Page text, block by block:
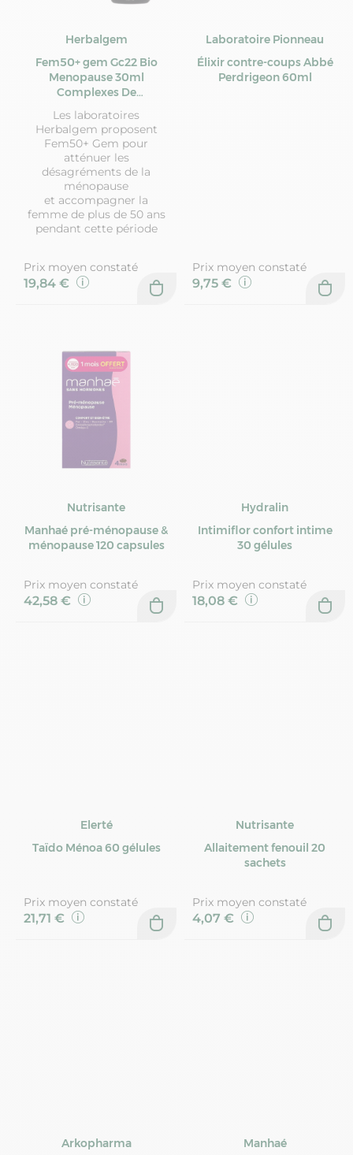
Herbalgem
Fem50+ gem Gc22 Bio
Menopause 30ml
Complexes De
Herbalgem
Les laboratoires
Herbalgem proposent
Fem50+ Gem pour
atténuer les
désagréments de la
ménopause
et accompagner la
femme de plus de 50 ans
pendant cette période
Prix moyen constaté
19,84 €
Laboratoire Pionneau
Élixir contre-coups Abbé
Perdrigeon 60ml
Prix moyen constaté
9,75 €
Nutrisante
Manhaé pré-ménopause &
ménopause 120 capsules
Prix moyen constaté
42,58 €
Hydralin
Intimiflor confort intime
30 gélules
Prix moyen constaté
18,08 €
Elerté
Taïdo Ménoa 60 gélules
Prix moyen constaté
21,71 €
Nutrisante
Allaitement fenouil 20
sachets
Prix moyen constaté
4,07 €
Arkopharma
Manhaé